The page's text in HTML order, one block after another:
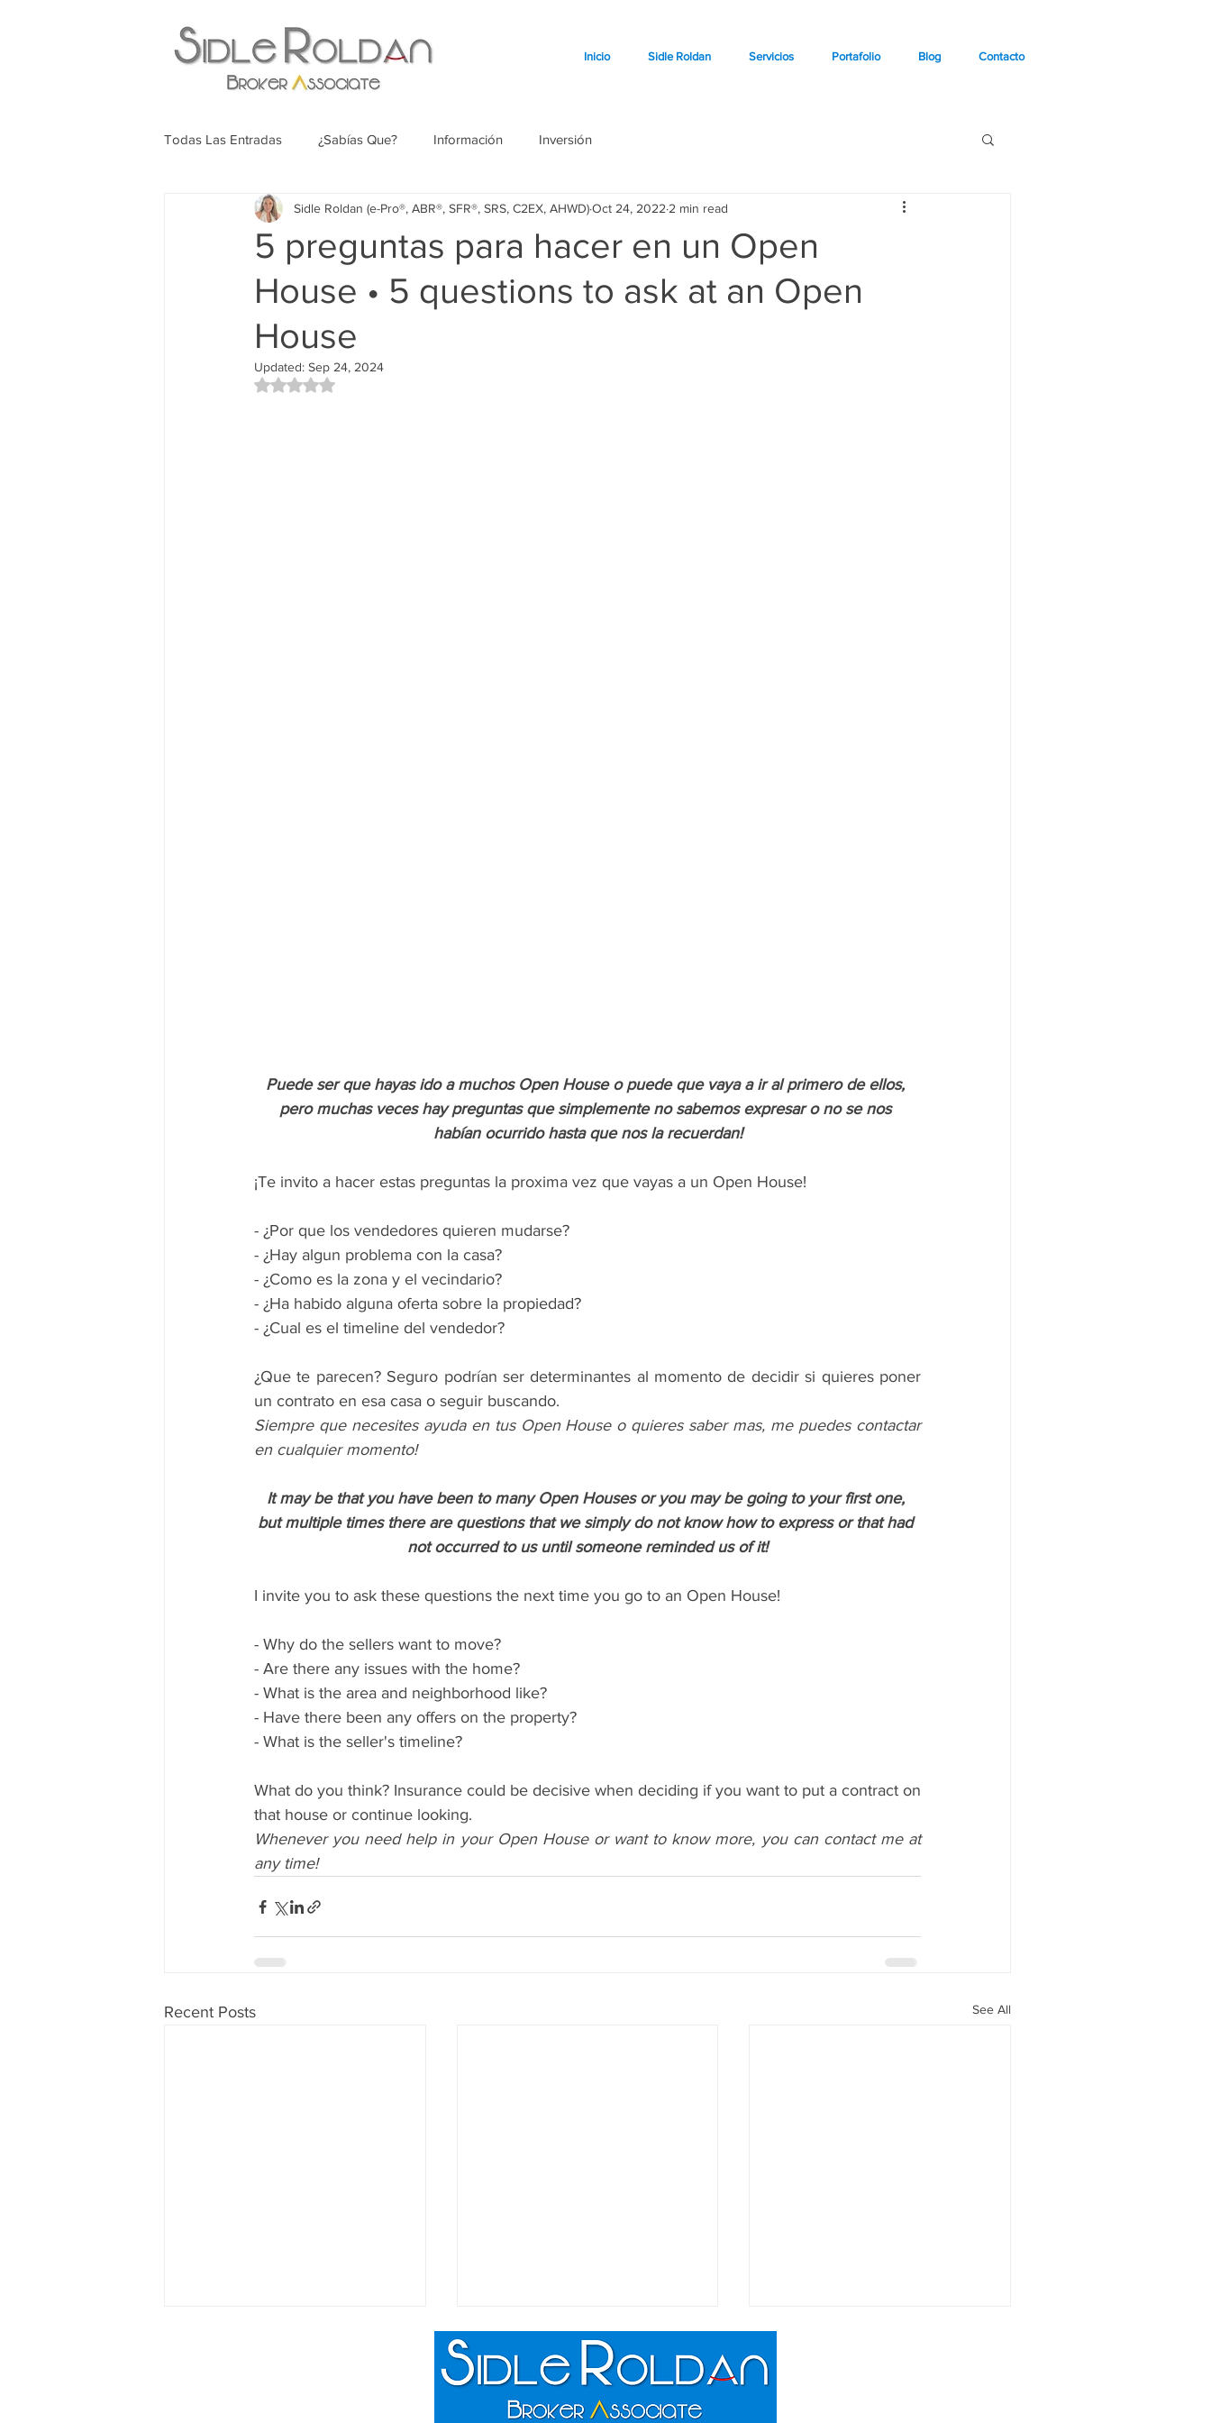
Inicio Sidle Roldan Servicios Portafolio Blog Contacto
Todas Las Entradas ¿Sabías Que? Información Inversión
5 preguntas para hacer en un Open
House • 5 questions to ask at an Open
House
Sidle Roldan (e-Pro®, ABR®, SFR®, SRS, C2EX, AHWD)Oct 24, 2022 2 min read
Updated: Sep 24, 2024
Rated NaN out of 5 stars.
Puede ser que hayas ido a muchos Open House o puede que vaya a ir al primero de ellos,
pero muchas veces hay preguntas que simplemente no sabemos expresar o no se nos
habían ocurrido hasta que nos la recuerdan!
¡Te invito a hacer estas preguntas la proxima vez que vayas a un Open House!
- ¿Por que los vendedores quieren mudarse?
- ¿Hay algun problema con la casa?
- ¿Como es la zona y el vecindario?
- ¿Ha habido alguna oferta sobre la propiedad?
- ¿Cual es el timeline del vendedor?
¿Que te parecen? Seguro podrían ser determinantes al momento de decidir si quieres poner
un contrato en esa casa o seguir buscando.
Siempre que necesites ayuda en tus Open House o quieres saber mas, me puedes contactar
en cualquier momento!
It may be that you have been to many Open Houses or you may be going to your first one,
but multiple times there are questions that we simply do not know how to express or that had
not occurred to us until someone reminded us of it!
I invite you to ask these questions the next time you go to an Open House!
- Why do the sellers want to move?
- Are there any issues with the home?
- What is the area and neighborhood like?
- Have there been any offers on the property?
- What is the seller's timeline?
What do you think? Insurance could be decisive when deciding if you want to put a contract on
that house or continue looking.
Whenever you need help in your Open House or want to know more, you can contact me at
any time!
Recent Posts See All